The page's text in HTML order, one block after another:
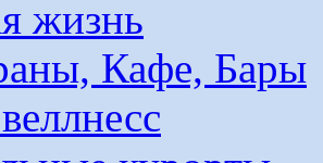
жизнь
Кафе, Бары